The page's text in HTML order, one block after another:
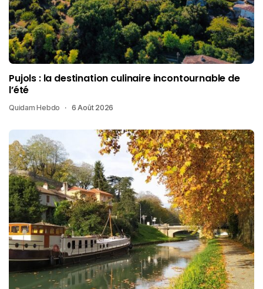
Pujols : la destination culinaire incontournable de
l’été
Quidam Hebdo 6 Août 2026